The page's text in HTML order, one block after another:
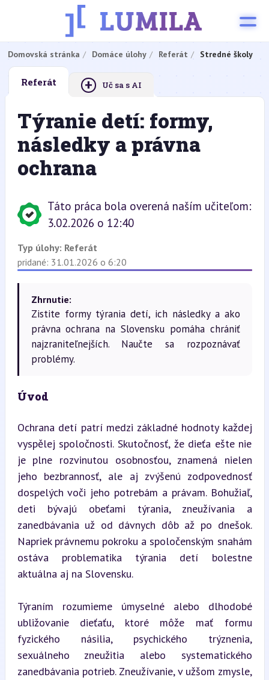
Domovská stránka Domáce úlohy Referát Stredné školy
Referát + Uč sa s AI
Týranie detí: formy,
následky a právna
ochrana
Táto práca bola overená naším učiteľom:
3.02.2026 o 12:40
Typ úlohy: Referát
pridané: 31.01.2026 o 6:20
Zhrnutie:
Zistite formy týrania detí, ich následky a ako
právna ochrana na Slovensku pomáha chrániť
najzraniteľnejších. Naučte sa rozpoznávať
problémy.
Úvod
Ochrana detí patrí medzi základné hodnoty každej
vyspělej spoločnosti. Skutočnosť, že dieťa ešte nie
je plne rozvinutou osobnosťou, znamená nielen
jeho bezbrannosť, ale aj zvýšenú zodpovednosť
dospelých voči jeho potrebám a právam. Bohužiaľ,
deti bývajú obeťami týrania, zneužívania a
zanedbávania už od dávnych dôb až po dnešok.
Napriek právnemu pokroku a spoločenským snahám
ostáva problematika týrania detí bolestne
aktuálna aj na Slovensku.
Týraním rozumieme úmyselné alebo dlhodobé
ubližovanie dieťaťu, ktoré môže mať formu
fyzického násilia, psychického trýznenia,
sexuálneho zneužitia alebo systematického
zanedbávania potrieb. Zneužívanie, v užšom zmysle,